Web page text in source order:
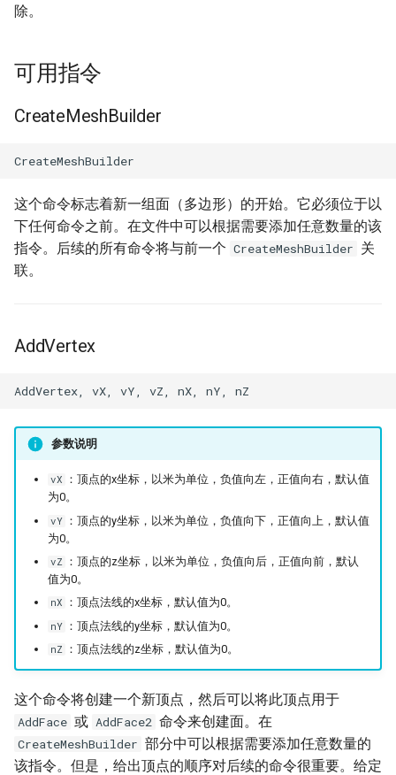
除。
可用指令
CreateMeshBuilder
这个命令标志着新一组面（多边形）的开始。它必须位于以
下任何命令之前。在文件中可以根据需要添加任意数量的该
指令。后续的所有命令将与前一个 CreateMeshBuilder 关
联。
AddVertex
参数说明
vX
：顶点的x坐标，以米为单位，负值向左，正值向右，默认值
为0。
vY ：顶点的y坐标，以米为单位，负值向下，正值向上，默认值
为0。
vZ ：顶点的z坐标，以米为单位，负值向后，正值向前，默认
值为0。
nX ：顶点法线的x坐标，默认值为0。
nY ：顶点法线的y坐标，默认值为0。
nZ ：顶点法线的z坐标，默认值为0。
这个命令将创建一个新顶点，然后可以将此顶点用于
AddFace 或 AddFace2 命令来创建面。在
CreateMeshBuilder 部分中可以根据需要添加任意数量的
该指令。但是，给出顶点的顺序对后续的命令很重要。给定